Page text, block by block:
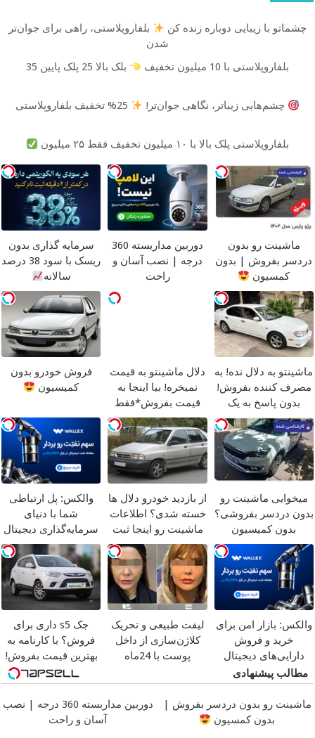
چشماتو با زیبایی دوباره زنده کن
بلفاروپلاستی، راهی برای جوان‌تر
شدن
بلفاروپلاستی با 10 میلیون تخفیف
بلک بالا 25 پلک پایین 35
چشم‌هایی زیباتر، نگاهی جوان‌تر!
بلفاروپلاستی پلک بالا با ۱۰ میلیون تخفیف فقط ۲۵ میلیون
ماشینت رو بدون
دردسر بفروش | بدون
کمسیون
دوربین مداربسته 360
درجه | نصب آسان و
راحت
سرمایه گذاری بدون
ریسک با سود 38 درصد
سالانه
ماشینتو به دلال نده! به
مصرف کننده بفروش!
بدون پاسخ به یک
تماس
دلال ماشینتو به قیمت
نمیخره! بیا اینجا به
قیمت بفروش*فقط
خریدار واقعی*
فروش خودرو بدون
کمیسیون
میخوایی ماشینت رو
بدون دردسر بفروشی؟
بدون کمیسیون
از بازدید خودرو دلال ها
خسته شدی؟ اطلاعات
ماشینت رو اینجا ثبت
کن
والکس: پل ارتباطی
شما با دنیای
سرمایه‌گذاری دیجیتال
والکس: بازار امن برای
خرید و فروش
دارایی‌های دیجیتال
لیفت طبیعی و تحریک
کلاژن‌سازی از داخل
پوست با 24ماه
جک s5 داری برای
فروش؟ با کارنامه به
بهترین قیمت بفروش!
مطالب پیشنهادی
ماشینت رو بدون دردسر بفروش |
بدون کمسیون
دوربین مداربسته 360 درجه | نصب
آسان و راحت